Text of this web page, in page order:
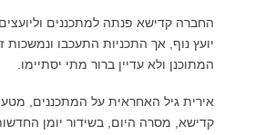
החברה קדישא פנתה למתכננים
יועץ נוף, אך התכניות התעכבו ונמשכות
המתוכנן ולא עדיין ברור מתי יסתיימו.
אירית גיל האחראית על המתכננים,
קדישא, מסרה היום, בשידור יומן